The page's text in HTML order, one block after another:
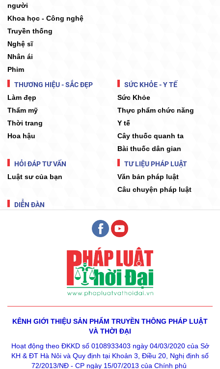
người
Khoa học - Công nghệ
Truyền thống
Nghệ sĩ
Nhân ái
Phim
THƯƠNG HIỆU - SẮC ĐẸP
Làm đẹp
Thẩm mỹ
Thời trang
Hoa hậu
SỨC KHỎE - Y TẾ
Sức Khỏe
Thực phẩm chức năng
Y tế
Cây thuốc quanh ta
Bài thuốc dân gian
HỎI ĐÁP TƯ VẤN
Luật sư của bạn
TƯ LIỆU PHÁP LUẬT
Văn bản pháp luật
Câu chuyện pháp luật
DIỄN ĐÀN
KÊNH GIỚI THIỆU SẢN PHẨM TRUYỀN THÔNG PHÁP LUẬT
VÀ THỜI ĐẠI
Hoạt động theo ĐKKD số 0108933403 ngày 04/03/2020 của Sở
KH & ĐT Hà Nôi và Quy định tại Khoản 3, Điều 20, Nghị định số
72/2013/NĐ - CP ngày 15/07/2013 của Chính phủ